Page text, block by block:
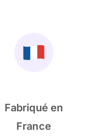
Fabriqué en
France